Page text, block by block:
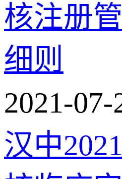
核注册
细则
2021-07-
汉中